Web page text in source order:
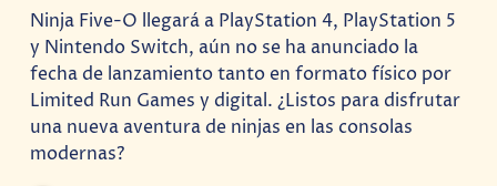
Ninja Five-O llegará a PlayStation 4, PlayStation 5
y Nintendo Switch, aún no se ha anunciado la
fecha de lanzamiento tanto en formato físico por
Limited Run Games y digital. ¿Listos para disfrutar
una nueva aventura de ninjas en las consolas
modernas?